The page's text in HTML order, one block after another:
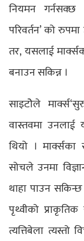
नियमन
परिवर्तन’ को
तर, यसलाई
बनाउन सकिन्न ।
साइटोेले
वास्तवमा उनलाई
थियो ।
सोचले उनमा
थाहा पाउन सकिन्छ
पृथ्वीको
त्यत्तिबेला